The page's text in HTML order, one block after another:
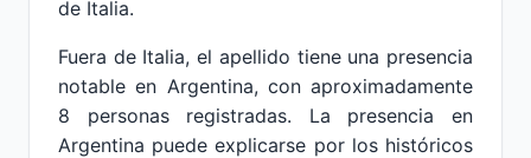
de Italia.
Fuera de Italia, el apellido tiene una presencia
notable en Argentina, con aproximadamente
8 personas registradas. La presencia en
Argentina puede explicarse por los históricos